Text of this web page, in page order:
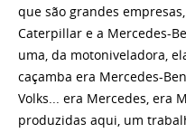
que são grandes
Caterpillar e a Mercedes-
uma, da motoniveladora,
caçamba era Mercedes-
Volks... era Mercedes, era
produzidas aqui, um